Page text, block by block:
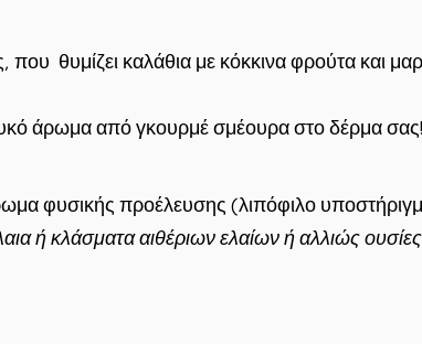
θυμίζει καλάθια με κόκκινα φρούτα και
άρωμα από γκουρμέ σμέουρα στο δέρμα σας!
φυσικής προέλευσης (λιπόφιλο
ή κλάσματα αιθέριων ελαίων ή αλλιώς